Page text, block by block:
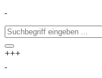
+++